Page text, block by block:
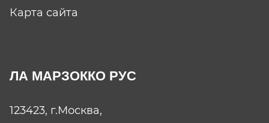
Карта сайта
ЛА МАРЗОККО РУС
123423, г.Москва,